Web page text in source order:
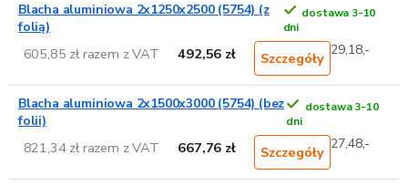
Blacha aluminiowa 2x1250x2500 (5754) (z
folią)
dostawa 3-10
dni
605,85 zł razem z VAT 492,56 zł Szczegóły 29,18,-
Blacha aluminiowa 2x1500x3000 (5754) (bez
folii)
dostawa 3-10
dni
821,34 zł razem z VAT 667,76 zł Szczegóły 27,48,-